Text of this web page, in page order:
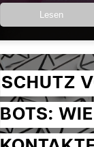
Lesen
SCHUTZ
BOTS: